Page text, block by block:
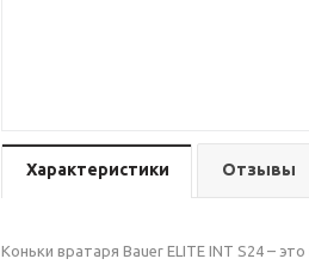
Характеристики Отзывы
Коньки вратаря Bauer ELITE INT S24 –